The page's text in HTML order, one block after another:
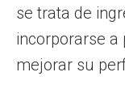
se trata de
incorporarse a
mejorar su